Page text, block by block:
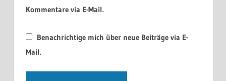
Kommentare via E-Mail.
Benachrichtige mich über neue Beiträge via E-
Mail.